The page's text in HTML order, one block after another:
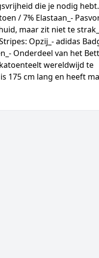
die je nodig
/ 7% Elastaan_-
maar zit niet te
Opzij_- adidas
Onderdeel van het
wereldwijd te
175 cm lang en heeft